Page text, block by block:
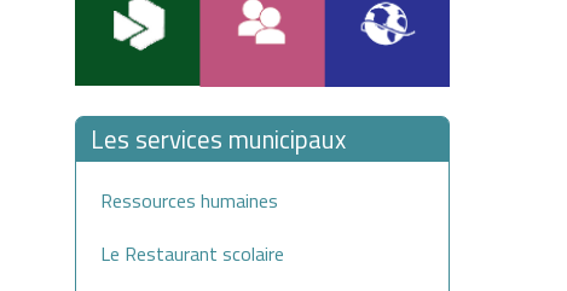
Les services municipaux
Ressources humaines
Le Restaurant scolaire